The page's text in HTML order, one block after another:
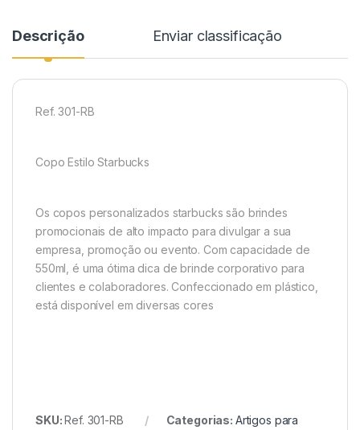
Descrição Enviar classificação
Ref. 301-RB
Copo Estilo Starbucks
Os copos personalizados starbucks são brindes
promocionais de alto impacto para divulgar a sua
empresa, promoção ou evento. Com capacidade de
550ml, é uma ótima dica de brinde corporativo para
clientes e colaboradores. Confeccionado em plástico,
está disponível em diversas cores
SKU:Ref. 301-RB Categorias: Artigos para